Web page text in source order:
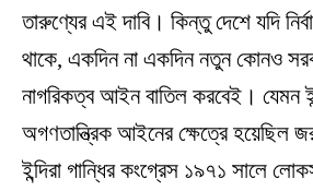
তারুণ্যের এই দাবি। কিন্তু দেশে যদি
থাকে, একদিন না একদিন নতুন কোনও
নাগরিকত্ব আইন বাতিল করবেই। যেমন
অগণতান্ত্রিক আইনের ক্ষেত্রে হয়েছিল
ইন্দিরা গান্ধির কংগ্রেস ১৯৭১ সালে